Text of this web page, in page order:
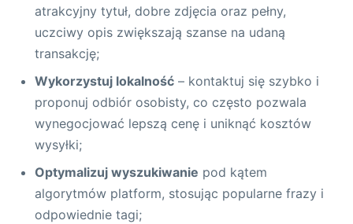
atrakcyjny tytuł, dobre zdjęcia oraz pełny,
uczciwy opis zwiększają szanse na udaną
transakcję;
Wykorzystuj lokalność – kontaktuj się szybko i
proponuj odbiór osobisty, co często pozwala
wynegocjować lepszą cenę i uniknąć kosztów
wysyłki;
Optymalizuj wyszukiwanie pod kątem
algorytmów platform, stosując popularne frazy i
odpowiednie tagi;